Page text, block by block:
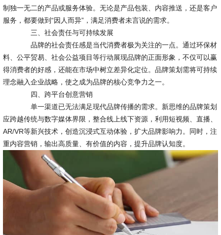
制独一无二的产品或服务体验。无论是产品包装、内容推送，还是客户
服务，都要做到“因人而异”，满足消费者未言说的需求。
三、社会责任与可持续发展
品牌的社会责任感是当代消费者极为关注的一点。通过环保材
料、公平贸易、社会公益项目等行动展现品牌的正面形象，不仅可以赢
得消费者的好感，还能在市场中树立差异化定位。品牌策划需将可持续
理念融入企业战略，使之成为品牌的核心竞争力之一。
四、跨平台创意营销
单一渠道已无法满足现代品牌传播的需求。新思维的品牌策划
应跨越传统与数字媒体界限，整合线上线下资源，利用短视频、直播、
AR/VR等新兴技术，创造沉浸式互动体验，扩大品牌影响力。同时，注
重内容营销，输出高质量、有价值的内容，提升品牌认知度。